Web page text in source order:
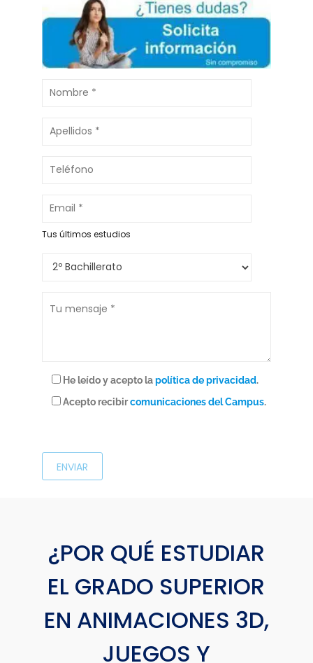
Tus últimos estudios
He leído y acepto lapolítica de privacidad.
Acepto recibircomunicaciones del Campus.
e
¿POR QUÉ ESTUDIAR
EL GRADO SUPERIOR
EN ANIMACIONES 3D,
JUEGOS Y